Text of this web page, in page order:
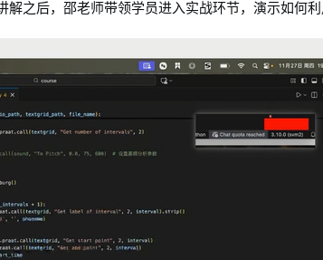
解之后，邵老师带领学员进入实战环节，演示如何